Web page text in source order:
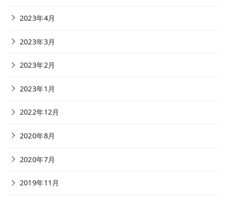
2023年4月
2023年3月
2023年2月
2023年1月
2022年12月
2020年8月
2020年7月
2019年11月